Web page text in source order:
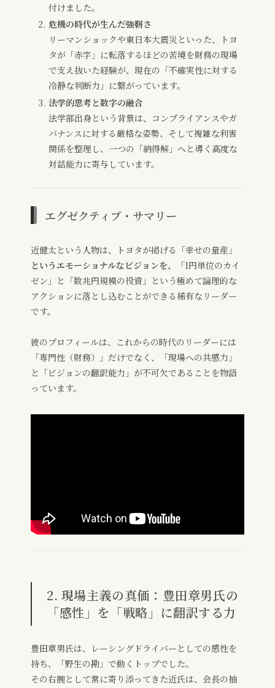
付けました。
危機の時代が生んだ強靭さ
リーマンショックや東日本大震災といった、トヨ
タが「赤字」に転落するほどの苦境を財務の現場
で支え抜いた経験が、現在の「不確実性に対する
冷静な判断力」に繋がっています。
法学的思考と数字の融合
法学部出身という背景は、コンプライアンスやガ
バナンスに対する厳格な姿勢、そして複雑な利害
関係を整理し、一つの「納得解」へと導く高度な
対話能力に寄与しています。
エグゼクティブ・サマリー
近健太という人物は、トヨタが掲げる「幸せの量産」
というエモーショナルなビジョンを、
「1円単位のカイ
ゼン」と「数兆円規模の投資」という極めて論理的な
アクションに落とし込むことができる稀有なリーダー
です。
彼のプロフィールは、これからの時代のリーダーには
「専門性（財務）」だけでなく、「現場への共感力」
と「ビジョンの翻訳能力」が不可欠であることを物語
っています。
2. 現場主義の真価：豊田章男氏の
「感性」を「戦略」に翻訳する力
豊田章男氏は、レーシングドライバーとしての感性を
持ち、「野生の勘」で動くトップでした。
その右腕として常に寄り添ってきた近氏は、会長の抽